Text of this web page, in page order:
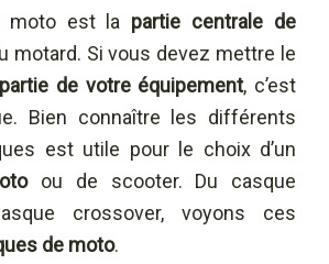
moto est la partie centrale de
motard. Si vous devez mettre le
partie de votre équipement, c’est
Bien connaître les différents
est utile pour le choix d’un
ou de scooter. Du casque
crossover, voyons ces
de moto.